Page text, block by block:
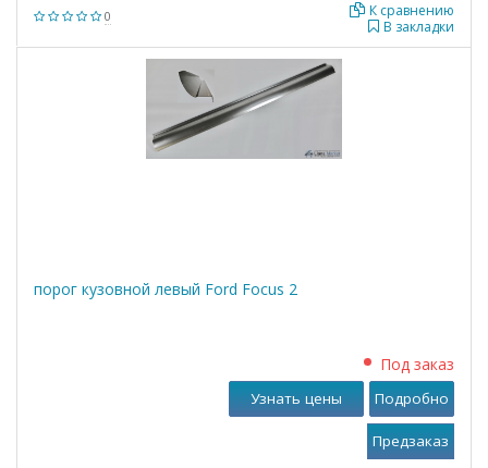
0
В закладки
К сравнению
порог кузовной левый Ford Focus 2
Под заказ
Узнать цены Подробно